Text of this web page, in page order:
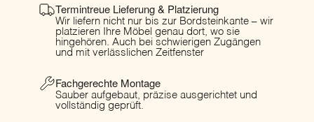
Termintreue Lieferung & Platzierung
Wir liefern nicht nur bis zur Bordsteinkante – wir
platzieren Ihre Möbel genau dort, wo sie
hingehören. Auch bei schwierigen Zugängen
und mit verlässlichen Zeitfenster
Fachgerechte Montage
Sauber aufgebaut, präzise ausgerichtet und
vollständig geprüft.